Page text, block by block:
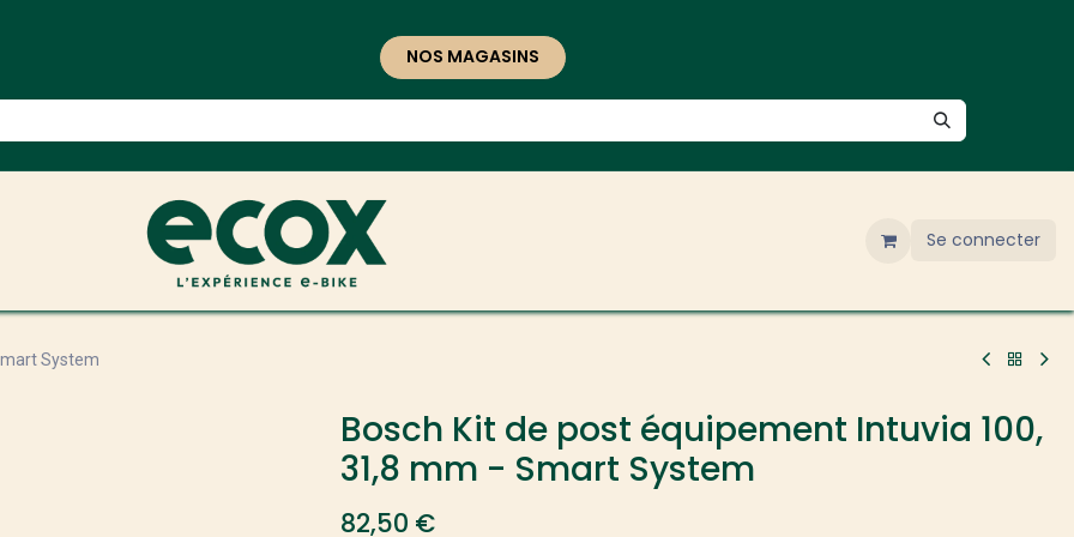
NOS MAGASINS
Se connecter
System
Bosch Kit de post équipement Intuvia 100,
31,8 mm - Smart System
82,50 €